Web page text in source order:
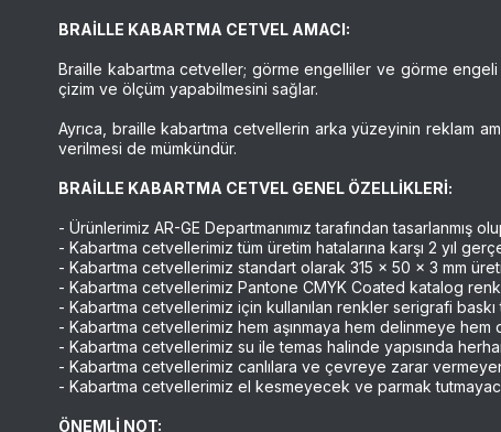
BRAİLLE KABARTMA CETVEL AMACI:
Braille kabartma cetveller; görme engelliler ve görme
çizim ve ölçüm yapabilmesini sağlar.
Ayrıca, braille kabartma cetvellerin arka yüzeyinin reklam
verilmesi de mümkündür.
BRAİLLE KABARTMA CETVEL GENEL ÖZELLİKLERİ:
- Ürünlerimiz AR-GE Departmanımız tarafından tasarlanmış
- Kabartma cetvellerimiz tüm üretim hatalarına karşı 2 yıl
- Kabartma cetvellerimiz standart olarak 315 x 50 x 3 mm
- Kabartma cetvellerimiz Pantone CMYK Coated katalog
- Kabartma cetvellerimiz için kullanılan renkler serigrafi
- Kabartma cetvellerimiz hem aşınmaya hem delinmeye hem
- Kabartma cetvellerimiz su ile temas halinde yapısında
- Kabartma cetvellerimiz canlılara ve çevreye zarar
- Kabartma cetvellerimiz el kesmeyecek ve parmak
ÖNEMLİ NOT: